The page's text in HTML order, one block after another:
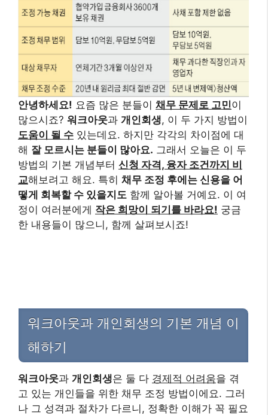
안녕하세요! 요즘 많은 분들이 채무 문제로 고민이
많으시죠? 워크아웃과 개인회생, 이 두 가지 방법이
도움이 될 수 있는데요. 하지만 각각의 차이점에 대
해 잘 모르시는 분들이 많아요. 그래서 오늘은 이 두
방법의 기본 개념부터 신청 자격, 융자 조건까지 비
교해보려고 해요. 특히 채무 조정 후에는 신용을 어
떻게 회복할 수 있을지도 함께 알아볼 거예요. 이 여
정이 여러분에게 작은 희망이 되기를 바라요! 궁금
한 내용들이 많으니, 함께 살펴보시죠!
워크아웃과 개인회생의 기본 개념 이
해하기
워크아웃과 개인회생은 둘 다 경제적 어려움을 겪
고 있는 개인들을 위한 채무 조정 방법이에요. 그러
나 그 성격과 절차가 다르니, 정확한 이해가 꼭 필요